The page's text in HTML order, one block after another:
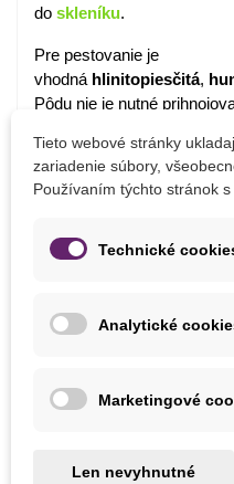
do skleníku.
Pre pestovanie je
vhodná hlinitopiesčitá,
Pôdu nie je nutné
napríklad pomocou
symbiotický vzťah medzi
azvyšuje priepustnosť
Pre pestovanie v skleníku
Výška Rastliny
Tieto webové stránky
zariadenie súbory,
Používaním týchto stránok
Technické
Analytické
Marketingové
Len nevyhnutné